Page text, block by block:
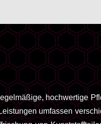
hochwertige
umfassen